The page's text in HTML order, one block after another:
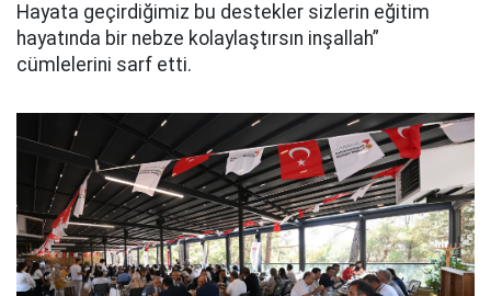
Hayata geçirdiğimiz bu destekler sizlerin eğitim
hayatında bir nebze kolaylaştırsın inşallah”
cümlelerini sarf etti.